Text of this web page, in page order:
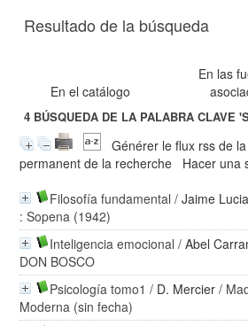
Resultado de la búsqueda
En el catálogo
En las
4 BÚSQUEDA DE LA PALABRA CLAVE
Générer le flux rss de
permanent de la recherche
Hacer una
Filosofía fundamental /Jaime
: Sopena (1942)
Inteligencia emocional /Abel
DON BOSCO
Psicología tomo1 / D. Mercier /
Moderna (sin fecha)